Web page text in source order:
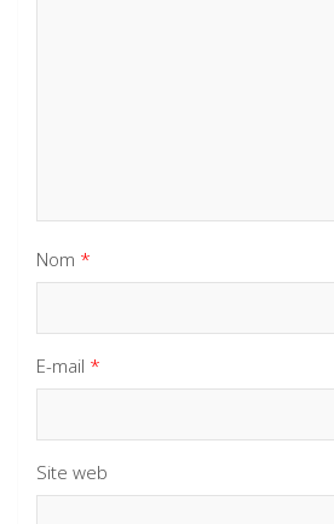
Nom *
E-mail *
Site web